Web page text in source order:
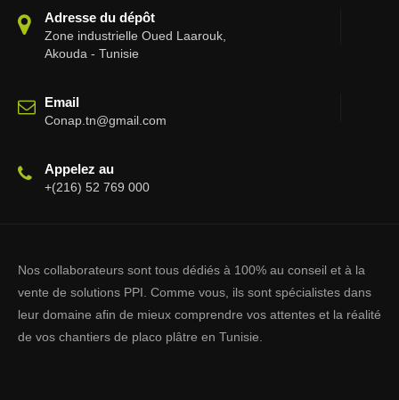
Adresse du dépôt
Zone industrielle Oued Laarouk,
Akouda - Tunisie
Email
Conap.tn@gmail.com
Appelez au
+(216) 52 769 000
Nos collaborateurs sont tous dédiés à 100% au conseil et à la
vente de solutions PPI. Comme vous, ils sont spécialistes dans
leur domaine afin de mieux comprendre vos attentes et la réalité
de vos chantiers de placo plâtre en Tunisie.